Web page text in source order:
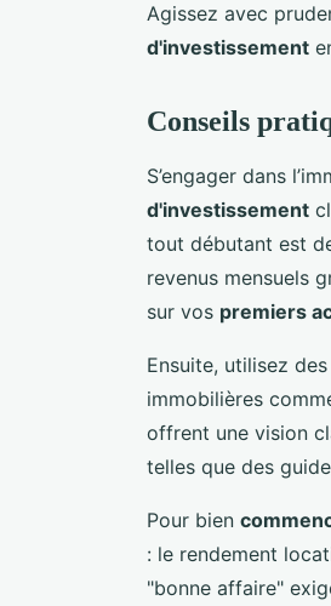
Agissez avec
d'investissement
Conseils
S’engager dans
d'investissement
tout débutant est
revenus mensuels
sur vos premiers
Ensuite, utilisez
immobilières
offrent une vision
telles que des
Pour bien
: le rendement
"bonne affaire"